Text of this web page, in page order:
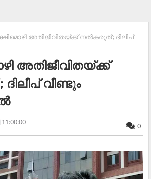
അതിജീവിതയ്ക്ക് നൽകരുത്'; ദിലീപ്
അതിജീവിതയ്ക്ക്
വീണ്ടും
11:00:00 0